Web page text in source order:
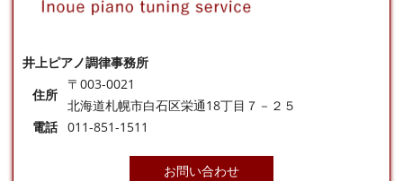
井上ピアノ調律事務所
住所
〒003-0021
北海道札幌市白石区栄通18丁目７－２５
電話 011-851-1511
お問い合わせ